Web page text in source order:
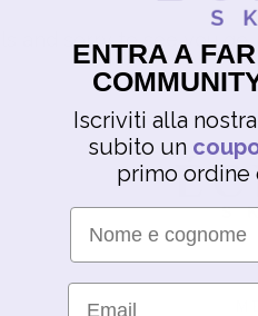
and sorry to see you go.
ENTRA A
Iscriviti alla
subito un
primo ordine
Nome
Email